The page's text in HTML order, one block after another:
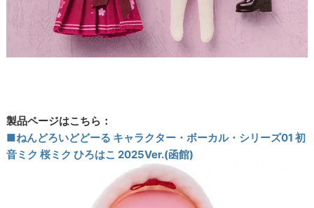
製品ページはこちら：
■ねんどろいどどーる キャラクター・ボーカル・シリーズ01 初
音ミク 桜ミク ひろはこ 2025Ver.(函館)